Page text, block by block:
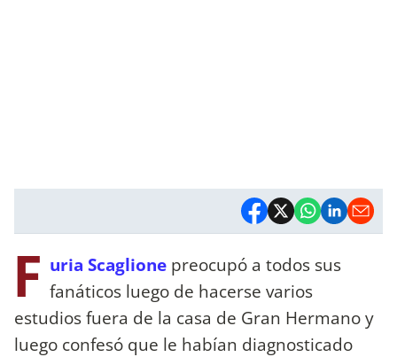
F uria Scaglione preocupó a todos sus
fanáticos luego de hacerse varios
estudios fuera de la casa de Gran Hermano y
luego confesó que le habían diagnosticado